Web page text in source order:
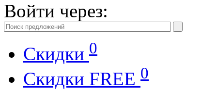
Войти через:
Скидки 0
Cкидки FREE 0